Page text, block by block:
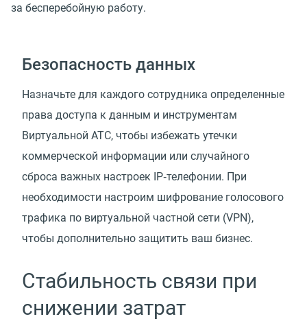
за бесперебойную работу.
Безопасность данных
Назначьте для каждого сотрудника определенные
права доступа к данным и инструментам
Виртуальной АТС, чтобы избежать утечки
коммерческой информации или случайного
сброса важных настроек IP‑телефонии. При
необходимости настроим шифрование голосового
трафика по виртуальной частной сети (VPN),
чтобы дополнительно защитить ваш бизнес.
Стабильность связи при
снижении затрат